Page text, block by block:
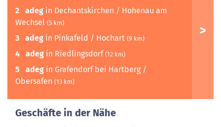
2 adeg in Dechantskirchen / Hohenau am
Wechsel (5 km)
3 adeg in Pinkafeld / Hochart (9 km)
4 adeg in Riedlingsdorf (12 km)
5 adeg in Grafendorf bei Hartberg /
Obersafen (13 km)
Geschäfte in der Nähe